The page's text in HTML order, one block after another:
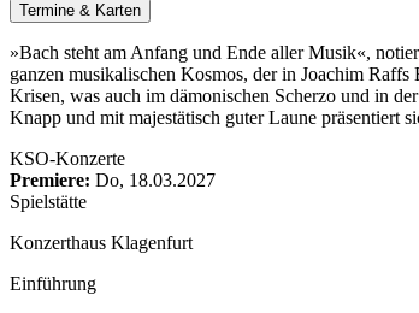
Termine & Karten
»Bach steht am Anfang und Ende aller Musik«,
ganzen musikalischen Kosmos, der in Joachim
Krisen, was auch im dämonischen Scherzo und in
Knapp und mit majestätisch guter Laune präsentiert
KSO-Konzerte
Premiere: Do, 18.03.2027
Spielstätte
Konzerthaus Klagenfurt
Einführung